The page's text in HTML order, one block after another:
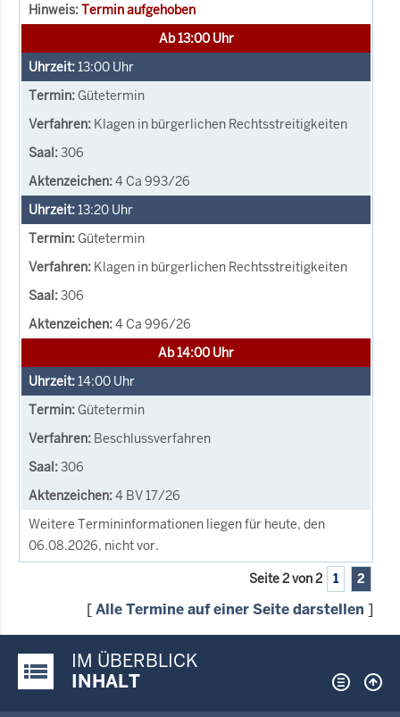
Termin aufgehoben
Ab 13:00 Uhr
13:00 Uhr
Gütetermin
Klagen in bürgerlichen Rechtsstreitigkeiten
306
4 Ca 993/26
13:20 Uhr
Gütetermin
Klagen in bürgerlichen Rechtsstreitigkeiten
306
4 Ca 996/26
Ab 14:00 Uhr
14:00 Uhr
Gütetermin
Beschlussverfahren
306
4 BV 17/26
Weitere Termininformationen liegen für heute, den
06.08.2026, nicht vor.
Seite 2 von 2 1 2
[Alle Termine auf einer Seite darstellen ]
Justiz-Portal im Überblick:
IM ÜBERBLICK
INHALT